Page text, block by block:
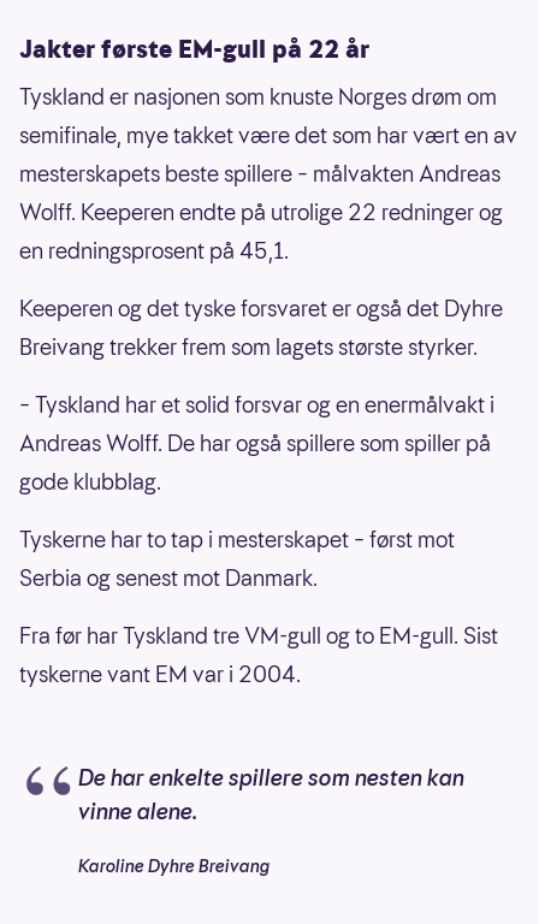
Jakter første EM-gull på 22 år
Tyskland er nasjonen som knuste Norges drøm om
semifinale, mye takket være det som har vært en av
mesterskapets beste spillere – målvakten Andreas
Wolff. Keeperen endte på utrolige 22 redninger og
en redningsprosent på 45,1.
Keeperen og det tyske forsvaret er også det Dyhre
Breivang trekker frem som lagets største styrker.
– Tyskland har et solid forsvar og en enermålvakt i
Andreas Wolff. De har også spillere som spiller på
gode klubblag.
Tyskerne har to tap i mesterskapet – først mot
Serbia og senest mot Danmark.
Fra før har Tyskland tre VM-gull og to EM-gull. Sist
tyskerne vant EM var i 2004.
De har enkelte spillere som nesten kan
vinne alene.
Karoline Dyhre Breivang